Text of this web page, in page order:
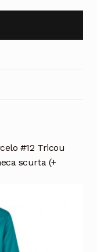
#12 Tricou
scurta (+